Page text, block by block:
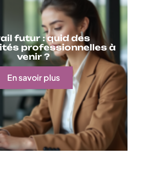
futur : quid des
professionnelles à
venir ?
En savoir plus